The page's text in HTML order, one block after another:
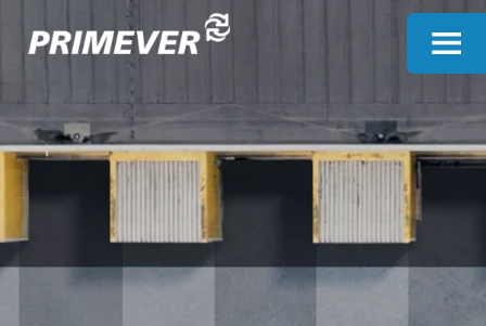
Panneau de gestion des cookies